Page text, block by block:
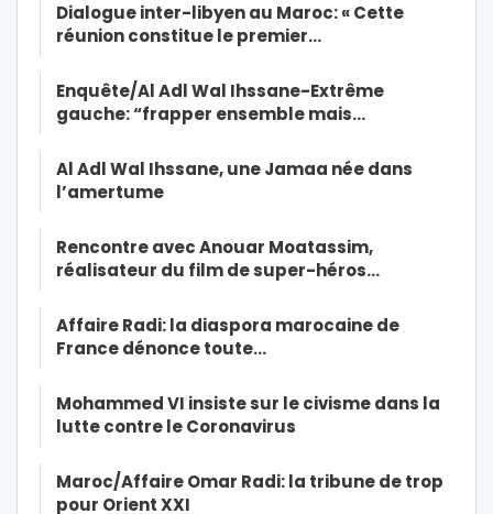
Dialogue inter-libyen au Maroc: « Cette
réunion constitue le premier…
Enquête/Al Adl Wal Ihssane-Extrême
gauche: “frapper ensemble mais…
Al Adl Wal Ihssane, une Jamaa née dans
l’amertume
Rencontre avec Anouar Moatassim,
réalisateur du film de super-héros…
Affaire Radi: la diaspora marocaine de
France dénonce toute…
Mohammed VI insiste sur le civisme dans la
lutte contre le Coronavirus
Maroc/Affaire Omar Radi: la tribune de trop
pour Orient XXI